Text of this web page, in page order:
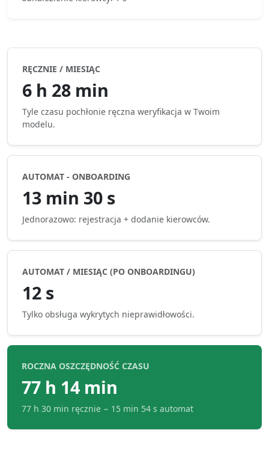
RĘCZNIE / MIESIĄC
6 h 28 min
Tyle czasu pochłonie ręczna weryfikacja w Twoim
modelu.
AUTOMAT - ONBOARDING
13 min 30 s
Jednorazowo: rejestracja + dodanie kierowców.
AUTOMAT / MIESIĄC (PO ONBOARDINGU)
12 s
Tylko obsługa wykrytych nieprawidłowości.
ROCZNA OSZCZĘDNOŚĆ CZASU
77 h 14 min
77 h 30 min ręcznie − 15 min 54 s automat